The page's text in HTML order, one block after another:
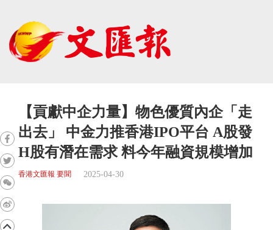
【貢獻中企力量】物色優質內企「走
出去」 中金力推香港IPO平台 A股發
H股有潛在需求 料今年融資規模增加
香港文匯報 要聞 2025-04-30